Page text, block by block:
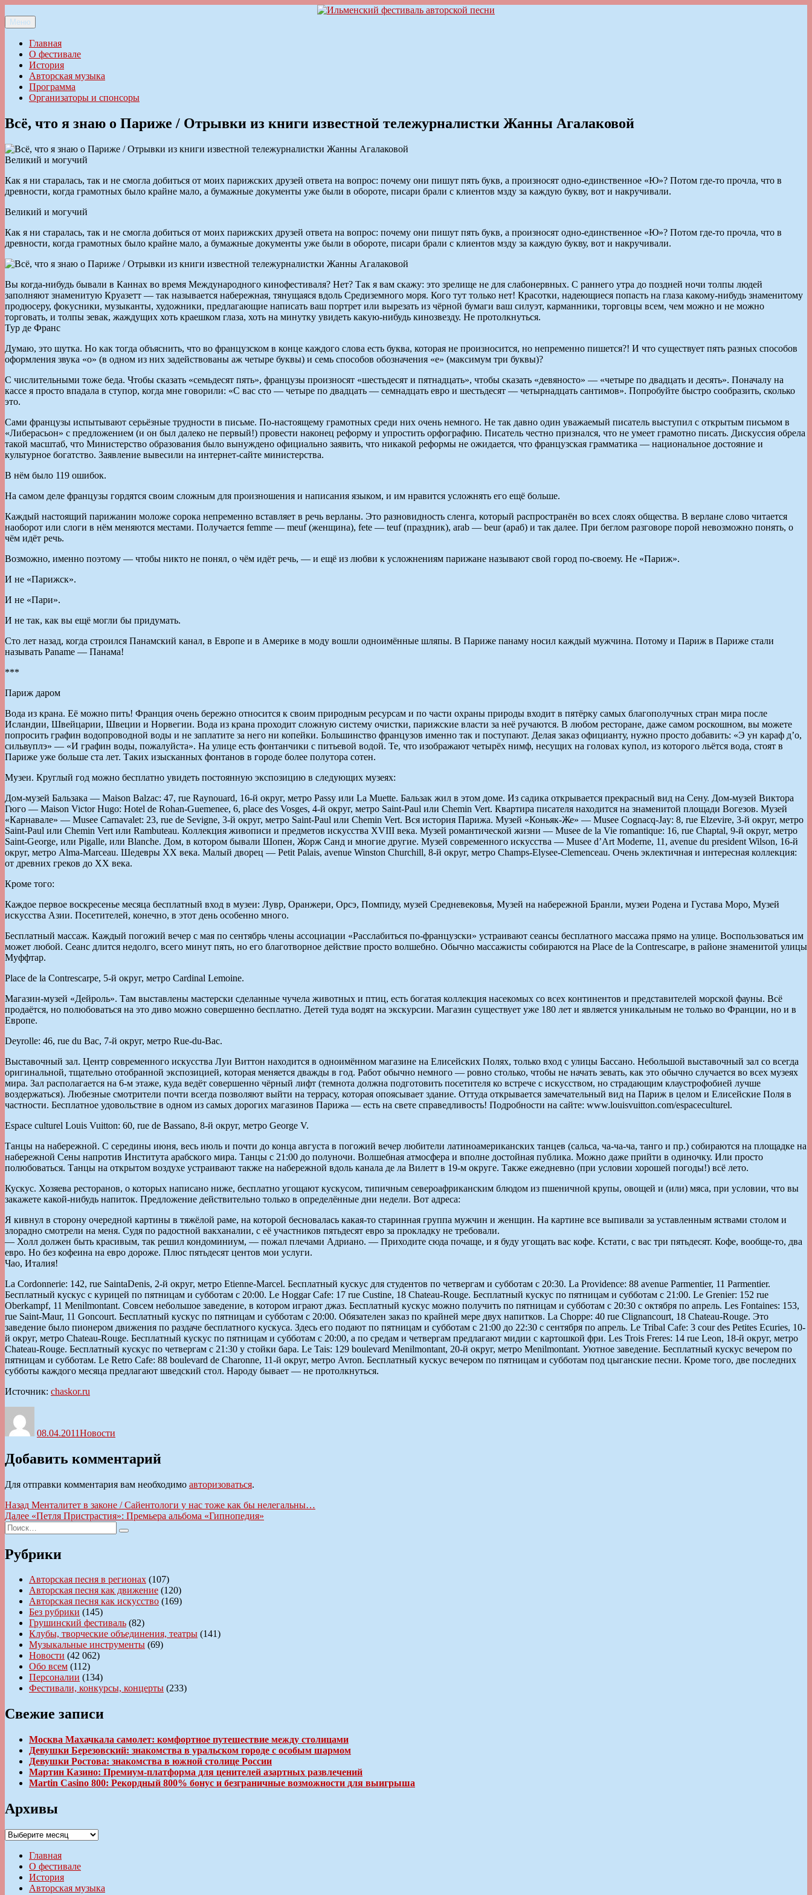
к
содержимому
Ильменский фестиваль авторской песни
Меню
Главная
О фестивале
История
Авторская музыка
Программа
Организаторы и спонсоры
Всё, что я знаю о Париже / Отрывки из книги известной тележурналистки Жанны Агалаковой
Великий и могучий
Как я ни старалась, так и не смогла добиться от моих парижских друзей ответа на вопрос: почему они пишут пять букв, а произносят одно-единственное «Ю»? Потом где-то прочла, что в
древности, когда грамотных было крайне мало, а бумажные документы уже были в обороте, писари брали с клиентов мзду за каждую букву, вот и накручивали.
Великий и могучий
Как я ни старалась, так и не смогла добиться от моих парижских друзей ответа на вопрос: почему они пишут пять букв, а произносят одно-единственное «Ю»? Потом где-то прочла, что в
древности, когда грамотных было крайне мало, а бумажные документы уже были в обороте, писари брали с клиентов мзду за каждую букву, вот и накручивали.
Вы когда-нибудь бывали в Каннах во время Международного кинофестиваля? Нет? Так я вам скажу: это зрелище не для слабонервных. С раннего утра до поздней ночи толпы людей
заполняют знаменитую Круазетт — так называется набережная, тянущаяся вдоль Средиземного моря. Кого тут только нет! Красотки, надеющиеся попасть на глаза какому-нибудь знаменитому
продюсеру, фокусники, музыканты, художники, предлагающие написать ваш портрет или вырезать из чёрной бумаги ваш силуэт, карманники, торговцы всем, чем можно и не можно
торговать, и толпы зевак, жаждущих хоть краешком глаза, хоть на минутку увидеть какую-нибудь кинозвезду. Не протолкнуться.
Тур де Франс
Думаю, это шутка. Но как тогда объяснить, что во французском в конце каждого слова есть буква, которая не произносится, но непременно пишется?! И что существует пять разных способов
оформления звука «о» (в одном из них задействованы аж четыре буквы) и семь способов обозначения «е» (максимум три буквы)?
С числительными тоже беда. Чтобы сказать «семьдесят пять», французы произносят «шестьдесят и пятнадцать», чтобы сказать «девяносто» — «четыре по двадцать и десять». Поначалу на
кассе я просто впадала в ступор, когда мне говорили: «С вас сто — четыре по двадцать — семнадцать евро и шестьдесят — четырнадцать сантимов». Попробуйте быстро сообразить, сколько
это.
Сами французы испытывают серьёзные трудности в письме. По-настоящему грамотных среди них очень немного. Не так давно один уважаемый писатель выступил с открытым письмом в
«Либерасьон» с предложением (и он был далеко не первый!) провести наконец реформу и упростить орфографию. Писатель честно признался, что не умеет грамотно писать. Дискуссия обрела
такой масштаб, что Министерство образования было вынуждено официально заявить, что никакой реформы не ожидается, что французская грамматика — национальное достояние и
культурное богатство. Заявление вывесили на интернет-сайте министерства.
В нём было 119 ошибок.
На самом деле французы гордятся своим сложным для произношения и написания языком, и им нравится усложнять его ещё больше.
Каждый настоящий парижанин моложе сорока непременно вставляет в речь верланы. Это разновидность сленга, который распространён во всех слоях общества. В верлане слово читается
наоборот или слоги в нём меняются местами. Получается femme — meuf (женщина), fete — teuf (праздник), arab — beur (араб) и так далее. При беглом разговоре порой невозможно понять, о
чём идёт речь.
Возможно, именно поэтому — чтобы никто не понял, о чём идёт речь, — и ещё из любви к усложнениям парижане называют свой город по-своему. Не «Париж».
И не «Парижск».
И не «Пари».
И не так, как вы ещё могли бы придумать.
Сто лет назад, когда строился Панамский канал, в Европе и в Америке в моду вошли одноимённые шляпы. В Париже панаму носил каждый мужчина. Потому и Париж в Париже стали
называть Paname — Панама!
***
Париж даром
Вода из крана. Её можно пить! Франция очень бережно относится к своим природным ресурсам и по части охраны природы входит в пятёрку самых благополучных стран мира после
Исландии, Швейцарии, Швеции и Норвегии. Вода из крана проходит сложную систему очистки, парижские власти за неё ручаются. В любом ресторане, даже самом роскошном, вы можете
попросить графин водопроводной воды и не заплатите за него ни копейки. Большинство французов именно так и поступают. Делая заказ официанту, нужно просто добавить: «Э ун караф д’о,
сильвуплэ» — «И графин воды, пожалуйста». На улице есть фонтанчики с питьевой водой. Те, что изображают четырёх нимф, несущих на головах купол, из которого льётся вода, стоят в
Париже уже больше ста лет. Таких изысканных фонтанов в городе более полутора сотен.
Музеи. Круглый год можно бесплатно увидеть постоянную экспозицию в следующих музеях:
Дом-музей Бальзака — Maison Balzac: 47, rue Raynouard, 16-й округ, метро Passy или La Muette. Бальзак жил в этом доме. Из садика открывается прекрасный вид на Сену. Дом-музей Виктора
Гюго — Maison Victor Hugo: Hotel de Rohan-Guemenee, 6, place des Vosges, 4-й округ, метро Saint-Paul или Chemin Vert. Квартира писателя находится на знаменитой площади Вогезов. Музей
«Карнавале» — Musee Carnavalet: 23, rue de Sevigne, 3-й округ, метро Saint-Paul или Chemin Vert. Вся история Парижа. Музей «Коньяк-Же» — Musee Cognacq-Jay: 8, rue Elzevire, 3-й округ, метро
Saint-Paul или Chemin Vert или Rambuteau. Коллекция живописи и предметов искусства XVIII века. Музей романтической жизни — Musee de la Vie romantique: 16, rue Chaptal, 9-й округ, метро
Saint-George, или Pigalle, или Blanche. Дом, в котором бывали Шопен, Жорж Санд и многие другие. Музей современного искусства — Musee d’Art Moderne, 11, avenue du president Wilson, 16-й
округ, метро Alma-Marceau. Шедевры XX века. Малый дворец — Petit Palais, avenue Winston Churchill, 8-й округ, метро Champs-Elysee-Clemenceau. Очень эклектичная и интересная коллекция:
от древних греков до ХХ века.
Кроме того:
Каждое первое воскресенье месяца бесплатный вход в музеи: Лувр, Оранжери, Орсэ, Помпиду, музей Средневековья, Музей на набережной Бранли, музеи Родена и Густава Моро, Музей
искусства Азии. Посетителей, конечно, в этот день особенно много.
Бесплатный массаж. Каждый погожий вечер с мая по сентябрь члены ассоциации «Расслабиться по-французски» устраивают сеансы бесплатного массажа прямо на улице. Воспользоваться им
может любой. Сеанс длится недолго, всего минут пять, но его благотворное действие просто волшебно. Обычно массажисты собираются на Place de la Contrescarpe, в районе знаменитой улицы
Муффтар.
Place de la Contrescarpe, 5-й округ, метро Cardinal Lemoine.
Магазин-музей «Дейроль». Там выставлены мастерски сделанные чучела животных и птиц, есть богатая коллекция насекомых со всех континентов и представителей морской фауны. Всё
продаётся, но полюбоваться на это диво можно совершенно бесплатно. Детей туда водят на экскурсии. Магазин существует уже 180 лет и является уникальным не только во Франции, но и в
Европе.
Deyrolle: 46, rue du Bac, 7-й округ, метро Rue-du-Bac.
Выставочный зал. Центр современного искусства Луи Виттон находится в одноимённом магазине на Елисейских Полях, только вход с улицы Бассано. Небольшой выставочный зал со всегда
оригинальной, тщательно отобранной экспозицией, которая меняется дважды в год. Работ обычно немного — ровно столько, чтобы не начать зевать, как это обычно случается во всех музеях
мира. Зал располагается на 6-м этаже, куда ведёт совершенно чёрный лифт (темнота должна подготовить посетителя ко встрече с искусством, но страдающим клаустрофобией лучше
воздержаться). Любезные смотрители почти всегда позволяют выйти на террасу, которая опоясывает здание. Оттуда открывается замечательный вид на Париж в целом и Елисейские Поля в
частности. Бесплатное удовольствие в одном из самых дорогих магазинов Парижа — есть на свете справедливость! Подробности на сайте: www.louisvuitton.com/espaceculturel.
Espace culturel Louis Vuitton: 60, rue de Bassano, 8-й округ, метро George V.
Танцы на набережной. С середины июня, весь июль и почти до конца августа в погожий вечер любители латиноамериканских танцев (сальса, ча-ча-ча, танго и пр.) собираются на площадке на
набережной Сены напротив Института арабского мира. Танцы с 21:00 до полуночи. Волшебная атмосфера и вполне достойная публика. Можно даже прийти в одиночку. Или просто
полюбоваться. Танцы на открытом воздухе устраивают также на набережной вдоль канала де ла Вилетт в 19-м округе. Также ежедневно (при условии хорошей погоды!) всё лето.
Кускус. Хозяева ресторанов, о которых написано ниже, бесплатно угощают кускусом, типичным североафриканским блюдом из пшеничной крупы, овощей и (или) мяса, при условии, что вы
закажете какой-нибудь напиток. Предложение действительно только в определённые дни недели. Вот адреса:
Я кивнул в сторону очередной картины в тяжёлой раме, на которой бесновалась какая-то старинная группа мужчин и женщин. На картине все выпивали за уставленным яствами столом и
злорадно смотрели на меня. Судя по радостной вакханалии, с её участников пятьдесят евро за прокладку не требовали.
— Холл должен быть красивым, так решил кондоминиум, — пожал плечами Адриано. — Приходите сюда почаще, и я буду угощать вас кофе. Кстати, с вас три пятьдесят. Кофе, вообще-то, два
евро. Но без кофеина на евро дороже. Плюс пятьдесят центов мои услуги.
Чао, Италия!
La Cordonnerie: 142, rue SaintaDenis, 2-й округ, метро Etienne-Marcel. Бесплатный кускус для студентов по четвергам и субботам с 20:30. La Providence: 88 avenue Parmentier, 11 Parmentier.
Бесплатный кускус с курицей по пятницам и субботам с 20:00. Le Hoggar Cafe: 17 rue Custine, 18 Chateau-Rouge. Бесплатный кускус по пятницам и субботам с 21:00. Le Grenier: 152 rue
Oberkampf, 11 Menilmontant. Совсем небольшое заведение, в котором играют джаз. Бесплатный кускус можно получить по пятницам и субботам с 20:30 с октября по апрель. Les Fontaines: 153,
rue Saint-Maur, 11 Goncourt. Бесплатный кускус по пятницам и субботам с 20:00. Обязателен заказ по крайней мере двух напитков. La Choppe: 40 rue Clignancourt, 18 Chateau-Rouge. Это
заведение было пионером движения по раздаче бесплатного кускуса. Здесь его подают по пятницам и субботам с 21:00 до 22:30 с сентября по апрель. Le Tribal Cafe: 3 cour des Petites Ecuries, 10-
й округ, метро Chateau-Rouge. Бесплатный кускус по пятницам и субботам с 20:00, а по средам и четвергам предлагают мидии с картошкой фри. Les Trois Freres: 14 rue Leon, 18-й округ, метро
Chateau-Rouge. Бесплатный кускус по четвергам с 21:30 у стойки бара. Le Tais: 129 boulevard Menilmontant, 20-й округ, метро Menilmontant. Уютное заведение. Бесплатный кускус вечером по
пятницам и субботам. Le Retro Cafe: 88 boulevard de Charonne, 11-й округ, метро Avron. Бесплатный кускус вечером по пятницам и субботам под цыганские песни. Кроме того, две последних
субботы каждого месяца предлагают шведский стол. Народу бывает — не протолкнуться.
Источник: chaskor.ru
08.04.2011Новости
Добавить комментарий
Для отправки комментария вам необходимо авторизоваться.
Навигация
по
записям
Назад Предыдущая
запись:
Менталитет в законе / Сайентологи у нас тоже как бы нелегальны…
Далее Следующая
«Петля Пристрастия»: Премьера альбома «Гипнопедия»
Искать:
Поиск
Рубрики
Авторская песня в регионах (107)
Авторская песня как движение (120)
Авторская песня как искусство (169)
Без рубрики (145)
Грушинский фестиваль (82)
Клубы, творческие объединения, театры (141)
Музыкальные инструменты (69)
Новости (42 062)
Обо всем (112)
Персоналии (134)
Фестивали, конкурсы, концерты (233)
Свежие записи
Москва Махачкала самолет: комфортное путешествие между столицами
Девушки Березовский: знакомства в уральском городе с особым шармом
Девушки Ростова: знакомства в южной столице России
Мартин Казино: Премиум-платформа для ценителей азартных развлечений
Martin Casino 800: Рекордный 800% бонус и безграничные возможности для выигрыша
Архивы
Архивы
Главная
О фестивале
История
Авторская музыка